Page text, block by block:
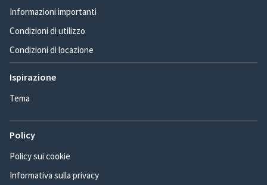
Informazioni importanti
Condizioni di utilizzo
Condizioni di locazione
Ispirazione
Tema
Policy
Policy sui cookie
Informativa sulla privacy